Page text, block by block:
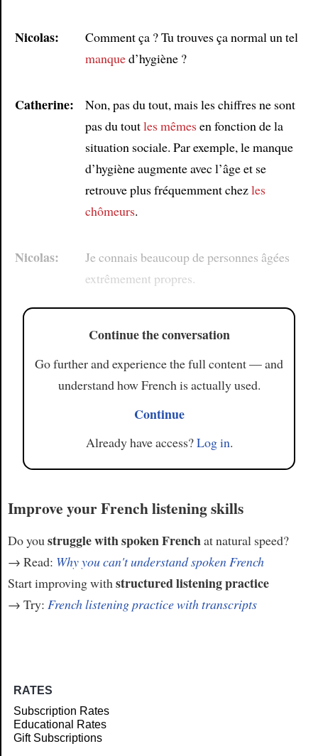
Nicolas:
Comment ça ? Tu trouves ça normal un tel
manqued’hygiène ?
Catherine:
Non, pas du tout, mais les chiffres ne sont
pas du toutles mêmesen fonction de la
situation sociale. Par exemple, le manque
d’hygiène augmente avec l’âge et se
retrouve plus fréquemment chezles
chômeurs.
Nicolas:
Je connais beaucoup de personnes âgées
extrêmement propres.
Continue the conversation
Go further and experience the full content — and
understand how French is actually used.
Continue
Already have access?Log in.
Improve your French listening skills
Do youstruggle with spoken Frenchat natural speed?
→ Read: Why you can't understand spoken French
Start improving withstructured listening practice
→ Try: French listening practice with transcripts
RATES
Subscription Rates
Educational Rates
Gift Subscriptions